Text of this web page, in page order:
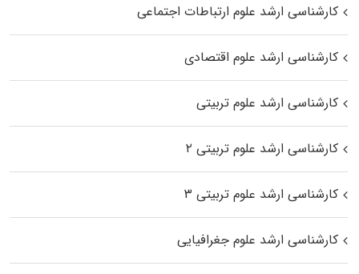
کارشناسی ارشد علوم ارتباطات اجتماعی
کارشناسی ارشد علوم اقتصادی
کارشناسی ارشد علوم تربیتی
کارشناسی ارشد علوم تربیتی ۲
کارشناسی ارشد علوم تربیتی ۳
کارشناسی ارشد علوم جغرافیایی